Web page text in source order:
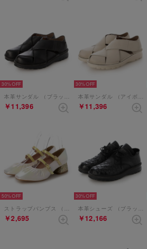
30%
￥11,396
30%
￥11,396
50%
￥2,695
30%
￥12,166